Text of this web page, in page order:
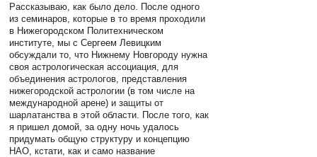
Рассказываю, как было дело. После одного
из семинаров, которые в то время проходили
в Нижегородском Политехническом
институте, мы с Сергеем Левицким
обсуждали то, что Нижнему Новгороду нужна
своя астрологическая ассоциация, для
объединения астрологов, представления
нижегородской астрологии (в том числе на
международной арене) и защиты от
шарлатанства в этой области. После того, как
я пришел домой, за одну ночь удалось
придумать общую структуру и концепцию
НАО, кстати, как и само название